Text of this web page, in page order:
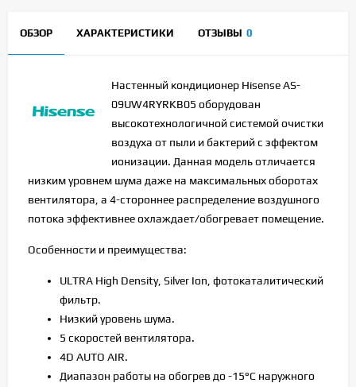
ОБЗОР ХАРАКТЕРИСТИКИ ОТЗЫВЫ 0
Настенный кондиционер Hisense AS-
09UW4RYRKB05 оборудован
высокотехнологичной системой очистки
воздуха от пыли и бактерий с эффектом
ионизации. Данная модель отличается
низким уровнем шума даже на максимальных оборотах
вентилятора, а 4-стороннее распределение воздушного
потока эффективнее охлаждает/обогревает помещение.
Особенности и преимущества:
ULTRA High Density, Silver Ion, фотокаталитический
фильтр.
Низкий уровень шума.
5 скоростей вентилятора.
4D AUTO AIR.
Диапазон работы на обогрев до -15°C наружного